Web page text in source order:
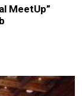
MeetUp”